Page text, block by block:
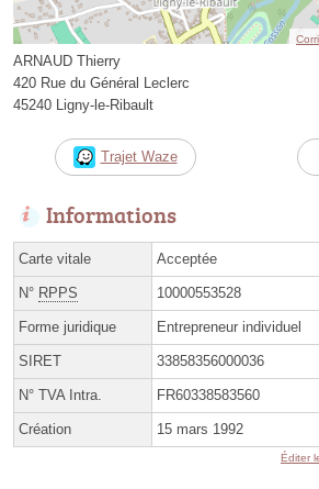
ARNAUD Thierry
420 Rue du Général Leclerc
45240 Ligny-le-Ribault
Trajet Waze
Informations
Carte vitale Acceptée
N° RPPS 10000553528
Forme juridique Entrepreneur individuel
SIRET 33858356000036
N° TVA Intra. FR60338583560
Création 15 mars 1992
Éditer